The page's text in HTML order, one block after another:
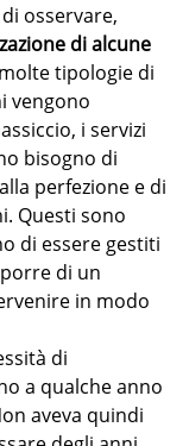
osservare,
di alcune
tipologie di
vengono
i servizi
bisogno di
perfezione e di
Questi sono
di essere gestiti
di un
in modo
di
a qualche anno
aveva quindi